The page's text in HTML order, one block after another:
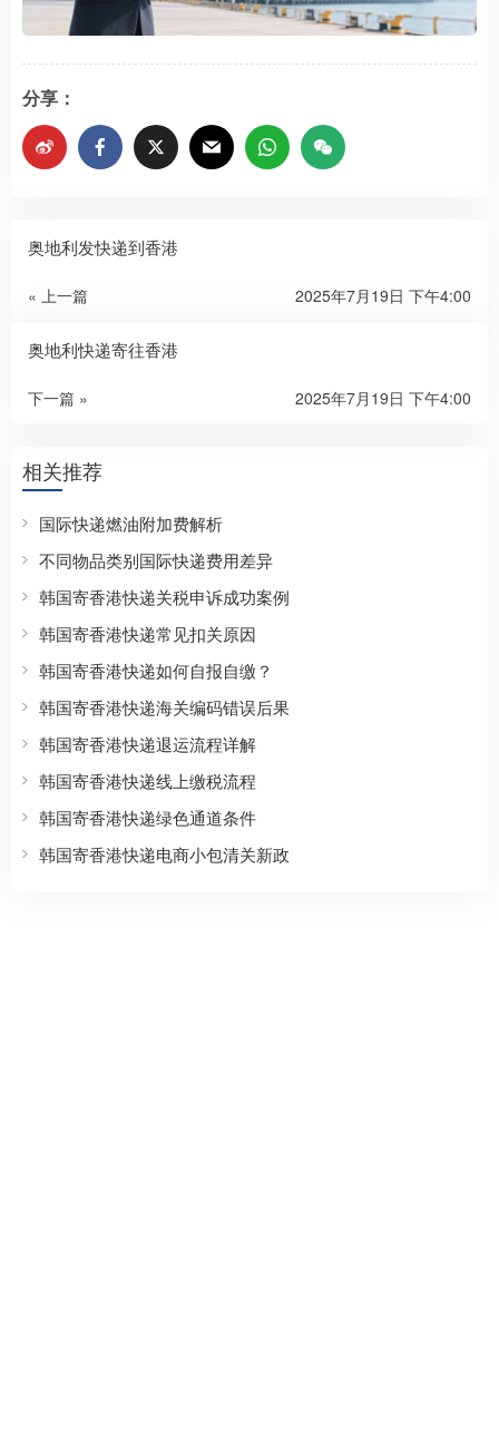
分享：
奥地利发快递到香港
« 上一篇 2025年7月19日 下午4:00
奥地利快递寄往香港
下一篇 » 2025年7月19日 下午4:00
相关推荐
国际快递燃油附加费解析
不同物品类别国际快递费用差异
韩国寄香港快递关税申诉成功案例
韩国寄香港快递常见扣关原因
韩国寄香港快递如何自报自缴？
韩国寄香港快递海关编码错误后果
韩国寄香港快递退运流程详解
韩国寄香港快递线上缴税流程
韩国寄香港快递绿色通道条件
韩国寄香港快递电商小包清关新政